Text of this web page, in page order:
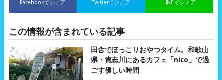
Facebookでシェア LINEでシェア
Twitterでシェア
この情報が含まれている記事
田舎でほっこりおやつタイム。和歌山
県・貴志川にあるカフェ「nico」で過
ごす優しい時間